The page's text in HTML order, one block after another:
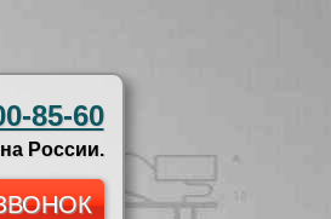
85-60
России.